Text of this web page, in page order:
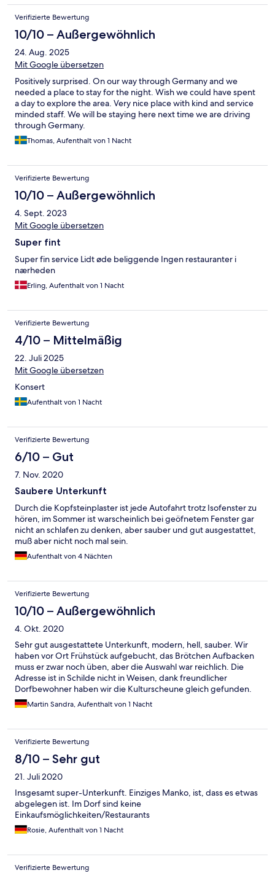
Verifizierte Bewertung
10/10 – Außergewöhnlich
24. Aug. 2025
Mit Google übersetzen
Positively surprised. On our way through Germany and we
needed a place to stay for the night. Wish we could have spent
a day to explore the area. Very nice place with kind and service
minded staff. We will be staying here next time we are driving
through Germany.
Thomas, Aufenthalt von 1 Nacht
Verifizierte Bewertung
10/10 – Außergewöhnlich
4. Sept. 2023
Mit Google übersetzen
Super fint
Super fin service Lidt øde beliggende Ingen restauranter i
nærheden
Erling, Aufenthalt von 1 Nacht
Verifizierte Bewertung
4/10 – Mittelmäßig
22. Juli 2025
Mit Google übersetzen
Konsert
Aufenthalt von 1 Nacht
Verifizierte Bewertung
6/10 – Gut
7. Nov. 2020
Saubere Unterkunft
Durch die Kopfsteinplaster ist jede Autofahrt trotz Isofenster zu
hören, im Sommer ist warscheinlich bei geöfnetem Fenster gar
nicht an schlafen zu denken, aber sauber und gut ausgestattet,
muß aber nicht noch mal sein.
Aufenthalt von 4 Nächten
Verifizierte Bewertung
10/10 – Außergewöhnlich
4. Okt. 2020
Sehr gut ausgestattete Unterkunft, modern, hell, sauber. Wir
haben vor Ort Frühstück aufgebucht, das Brötchen Aufbacken
muss er zwar noch üben, aber die Auswahl war reichlich. Die
Adresse ist in Schilde nicht in Weisen, dank freundlicher
Dorfbewohner haben wir die Kulturscheune gleich gefunden.
Das Restaurant ist gut besucht, die Speisekarte ist auf jeden Fall
einen Besuch wert, wir haben´s leider zu spät gesehen und
Besuch ist das Restaurant auch dabei.
Martin Sandra, Aufenthalt von 1 Nacht
Verifizierte Bewertung
8/10 – Sehr gut
21. Juli 2020
Insgesamt super-Unterkunft. Einziges Manko, ist, dass es etwas
abgelegen ist. Im Dorf sind keine
Einkaufsmöglichkeiten/Restaurants
Rosie, Aufenthalt von 1 Nacht
Verifizierte Bewertung